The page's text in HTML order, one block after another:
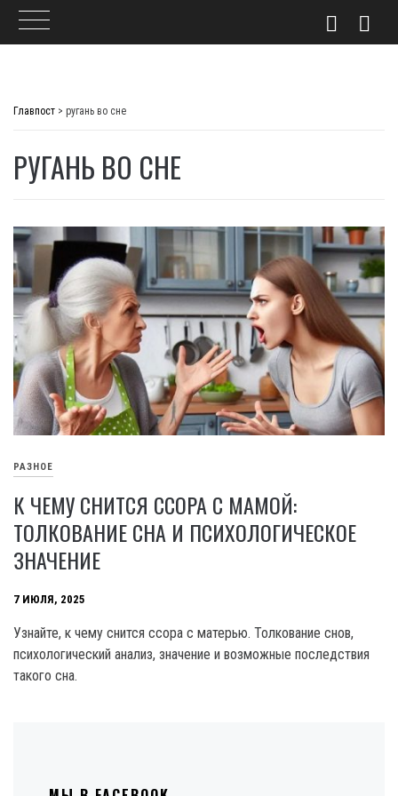
Главпост > ругань во сне
РУГАНЬ ВО СНЕ
РАЗНОЕ
К ЧЕМУ СНИТСЯ ССОРА С МАМОЙ:
ТОЛКОВАНИЕ СНА И ПСИХОЛОГИЧЕСКОЕ
ЗНАЧЕНИЕ
7 ИЮЛЯ, 2025
Узнайте, к чему снится ссора с матерью. Толкование снов,
психологический анализ, значение и возможные последствия
такого сна.